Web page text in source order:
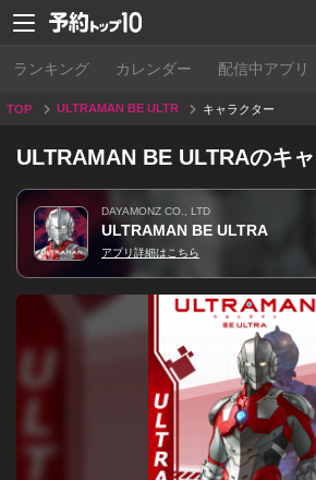
ランキング カレンダー 配信中アプリ
TOP
ULTRAMAN BE ULTR
キャラクター
ULTRAMAN BE ULTRAのキ
DAYAMONZ CO., LTD
ULTRAMAN BE ULTRA
アプリ詳細はこちら